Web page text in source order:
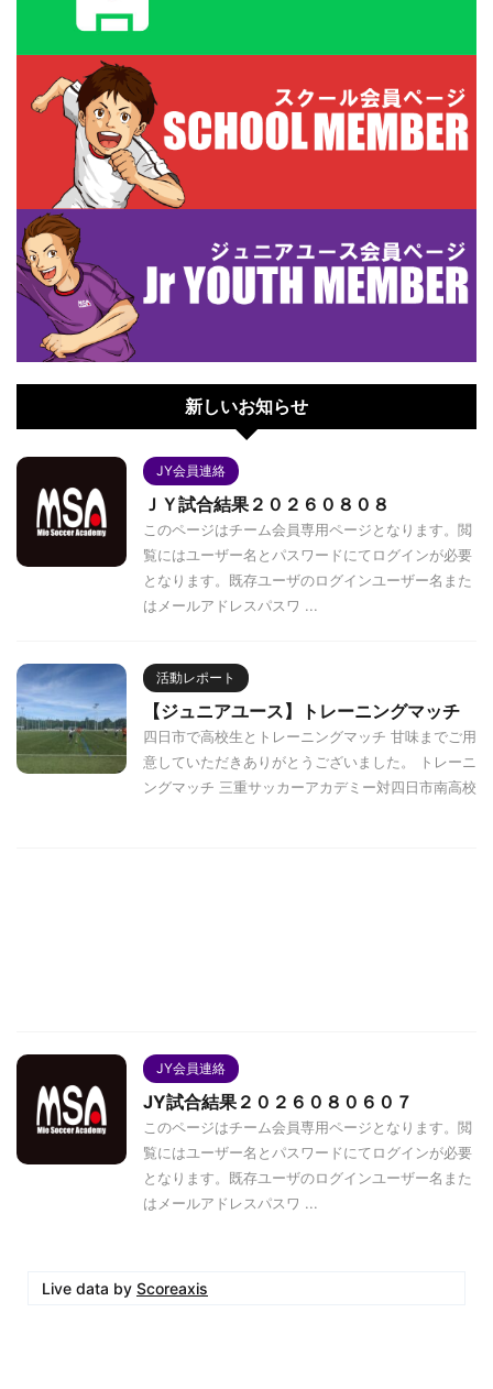
新しいお知らせ
JY会員連絡
ＪＹ試合結果２０２６０８０８
このページはチーム会員専用ページとなります。閲
覧にはユーザー名とパスワードにてログインが必要
となります。既存ユーザのログインユーザー名また
はメールアドレスパスワ ...
活動レポート
【ジュニアユース】トレーニングマッチ
四日市で高校生とトレーニングマッチ 甘味までご用
意していただきありがとうございました。 トレーニ
ングマッチ 三重サッカーアカデミー対四日市南高校
JY会員連絡
JY試合結果２０２６０８０６０７
このページはチーム会員専用ページとなります。閲
覧にはユーザー名とパスワードにてログインが必要
となります。既存ユーザのログインユーザー名また
はメールアドレスパスワ ...
Live data by Scoreaxis